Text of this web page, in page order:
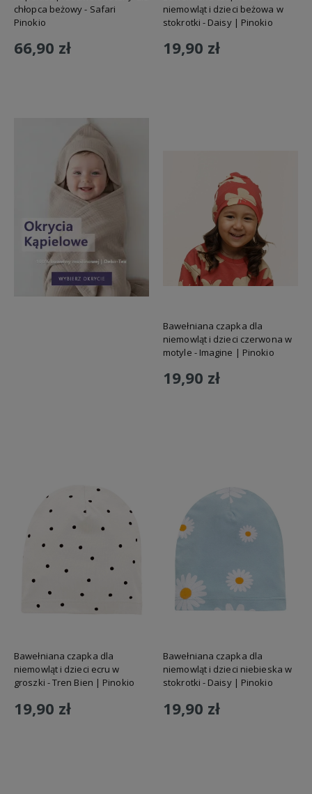
chłopca beżowy - Safari
Pinokio
66,90 zł
niemowląt i dzieci beżowa w
stokrotki - Daisy | Pinokio
19,90 zł
Bawełniana czapka dla
niemowląt i dzieci czerwona w
motyle - Imagine | Pinokio
19,90 zł
Bawełniana czapka dla
niemowląt i dzieci ecru w
groszki - Tren Bien | Pinokio
19,90 zł
Bawełniana czapka dla
niemowląt i dzieci niebieska w
stokrotki - Daisy | Pinokio
19,90 zł